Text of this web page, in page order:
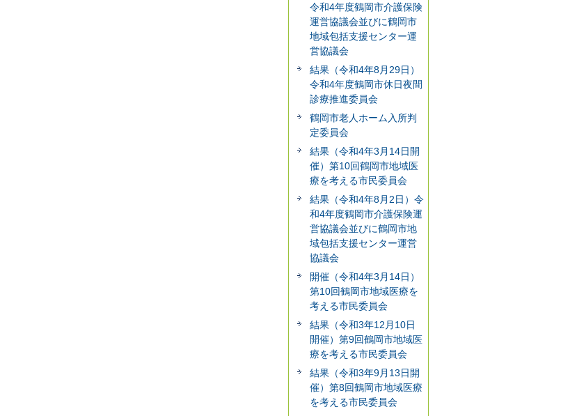
令和4年度鶴岡市介護保険
運営協議会並びに鶴岡市
地域包括支援センター運
営協議会
結果（令和4年8月29日）
令和4年度鶴岡市休日夜間
診療推進委員会
鶴岡市老人ホーム入所判
定委員会
結果（令和4年3月14日開
催）第10回鶴岡市地域医
療を考える市民委員会
結果（令和4年8月2日）令
和4年度鶴岡市介護保険運
営協議会並びに鶴岡市地
域包括支援センター運営
協議会
開催（令和4年3月14日）
第10回鶴岡市地域医療を
考える市民委員会
結果（令和3年12月10日
開催）第9回鶴岡市地域医
療を考える市民委員会
結果（令和3年9月13日開
催）第8回鶴岡市地域医療
を考える市民委員会